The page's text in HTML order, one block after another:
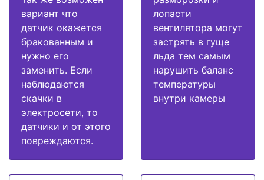
вариант что
датчик окажется
бракованным и
нужно его
заменить. Если
наблюдаются
скачки в
электросети, то
датчики и от этого
повреждаются.
лопасти
вентилятора могут
застрять в гуще
льда тем самым
нарушить баланс
температуры
внутри камеры